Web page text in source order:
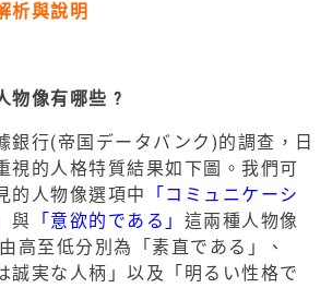
析與說明
物像有哪些 ?
銀行(帝国データバンク)的調查，日
視的人格特質結果如下圖。我們可
的人物像選項中
「コミュニケーシ
與 「意欲的である」 這兩種人物像
高至低分別為「素直である」、
誠実な人柄」以及「明るい性格で